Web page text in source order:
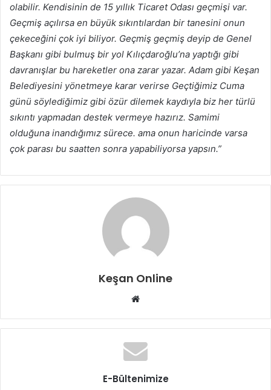
olabilir. Kendisinin de 15 yıllık Ticaret Odası geçmişi var.
Geçmiş açılırsa en büyük sıkıntılardan bir tanesini onun
çekeceğini çok iyi biliyor. Geçmiş geçmiş deyip de Genel
Başkanı gibi bulmuş bir yol Kılıçdaroğlu’na yaptığı gibi
davranışlar bu hareketler ona zarar yazar. Adam gibi Keşan
Belediyesini yönetmeye karar verirse Geçtiğimiz Cuma
günü söylediğimiz gibi özür dilemek kaydıyla biz her türlü
sıkıntı yapmadan destek vermeye hazırız. Samimi
olduğuna inandığımız sürece. ama onun haricinde varsa
çok parası bu saatten sonra yapabiliyorsa yapsın.”
Keşan Online
Web
E-Bültenimize